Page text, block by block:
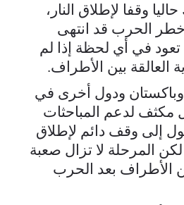
وقفا لإطلاق النار،
الحرب قد انتهى
تعود في أي لحظة إذا لم
العالقة بين الأطراف.
ودول أخرى في
مكثف لدعم المباحثات
إلى وقف دائم لإطلاق
المرحلة لا تزال صعبة
الأطراف بعد الحرب